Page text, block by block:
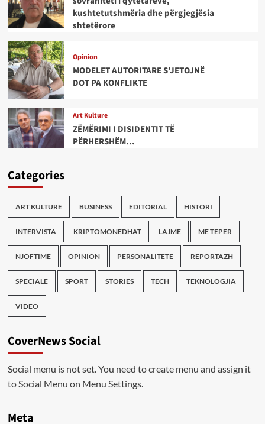
kushtetutshmëria dhe përgjegjësia
shtetërore
Opinion
MODELET AUTORITARE S’JETOJNË
DOT PA KONFLIKTE
Art Kulture
ZËMËRIMI I DISIDENTIT TË
PËRHERSHËM…
Categories
ART KULTURE BUSINESS EDITORIAL HISTORI
INTERVISTA KRIPTOMONEDHAT LAJME ME TEPER
NJOFTIME OPINION PERSONALITETE REPORTAZH
SPECIALE SPORT STORIES TECH TEKNOLOGJIA
VIDEO
CoverNews Social
Social menu is not set. You need to create menu and assign it
to Social Menu on Menu Settings.
Meta